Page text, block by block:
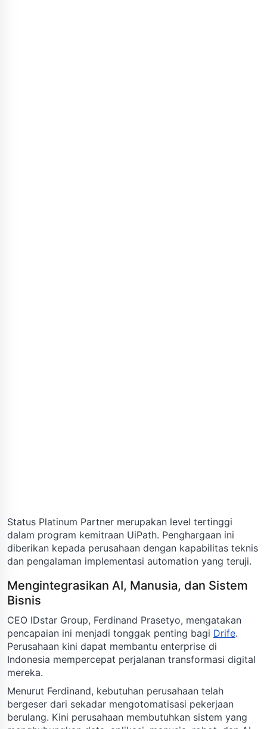
Status Platinum Partner merupakan level tertinggi
dalam program kemitraan UiPath. Penghargaan ini
diberikan kepada perusahaan dengan kapabilitas teknis
dan pengalaman implementasi automation yang teruji.
Mengintegrasikan AI, Manusia, dan Sistem
Bisnis
CEO IDstar Group, Ferdinand Prasetyo, mengatakan
pencapaian ini menjadi tonggak penting bagi Drife.
Perusahaan kini dapat membantu enterprise di
Indonesia mempercepat perjalanan transformasi digital
mereka.
Menurut Ferdinand, kebutuhan perusahaan telah
bergeser dari sekadar mengotomatisasi pekerjaan
berulang. Kini perusahaan membutuhkan sistem yang